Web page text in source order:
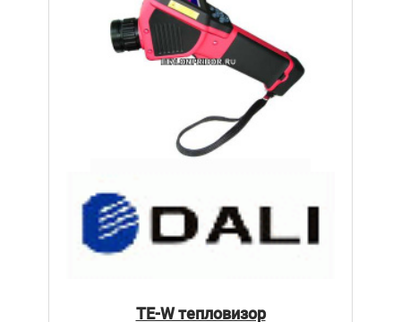
TE-W тепловизор